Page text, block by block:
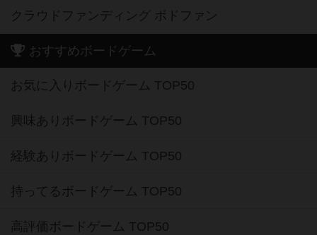
クラウドファンディング ボドファン
おすすめボードゲーム
お気に入りボードゲーム TOP50
興味ありボードゲーム TOP50
経験ありボードゲーム TOP50
持ってるボードゲーム TOP50
高評価ボードゲーム TOP50